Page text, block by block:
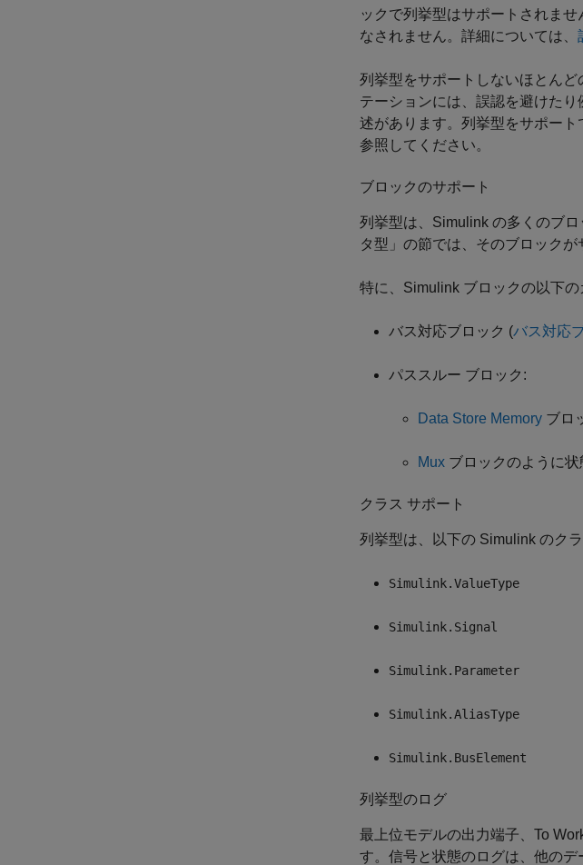
ックで列挙型はサポートされま
なされません。詳細については、
列挙型をサポートしないほとん
テーションには、誤認を避けた
述があります。列挙型をサポート
参照してください。
ブロックのサポート
列挙型は、Simulink の多くのブ
タ型」の節では、そのブロック
特に、Simulink ブロックの以下
バス対応ブロック (バス対応
パススルー ブロック:
Data Store Memory ブロ
Mux ブロックのように状
クラス サポート
列挙型は、以下の Simulink のク
Simulink.ValueType
Simulink.Signal
Simulink.Parameter
Simulink.AliasType
Simulink.BusElement
列挙型のログ
最上位モデルの出力端子、 To
す。信号と状態のログは、他の